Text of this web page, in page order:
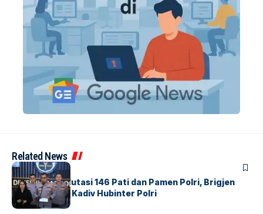
Related News
BERITA
Mabes Polri Mutasi 146 Pati dan Pamen Polri, Brigjen
Untung Jabat Kadiv Hubinter Polri